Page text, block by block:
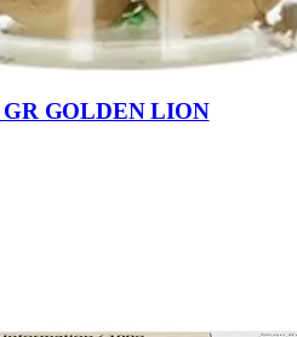
GR GOLDEN LION